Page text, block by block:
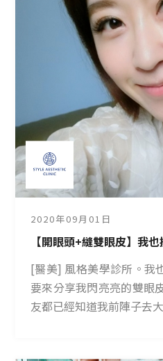
2020年09月01日
【開眼頭+縫雙眼皮】我
[醫美] 風格美學診所。我
要來分享我閃亮亮的雙眼
友都已經知道我前陣子去